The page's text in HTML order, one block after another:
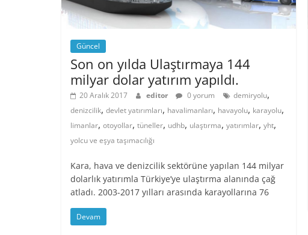
Güncel
Son on yılda Ulaştırmaya 144
milyar dolar yatırım yapıldı.
20 Aralık 2017 editor 0 yorum demiryolu,
denizcilik, devlet yatırımları, havalimanları, havayolu, karayolu,
limanlar, otoyollar, tüneller, udhb, ulaştırma, yatırımlar, yht,
yolcu ve eşya taşımacılığı
Kara, hava ve denizcilik sektörüne yapılan 144 milyar
dolarlık yatırımla Türkiye’ye ulaştırma alanında çağ
atladı. 2003-2017 yılları arasında karayollarına 76
Devam